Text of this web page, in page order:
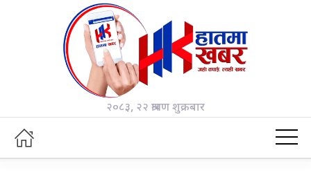
२०८३, २२ श्रावण शुक्रबार